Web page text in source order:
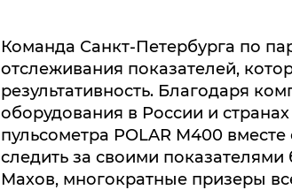
Команда Санкт-Петербурга по
отслеживания показателей,
результативность. Благодаря
оборудования в России и
пульсометра POLAR M400
следить за своими
Махов, многократные призеры